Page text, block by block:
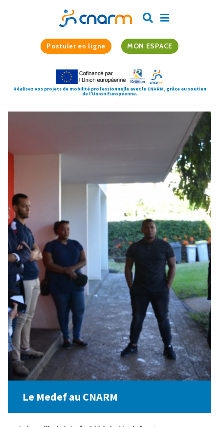
Postuler en ligne MON ESPACE
Réalisez vos projets de mobilité professionnelle avec le CNARM, grâce au soutien
de l'Union Européenne.
Le Medef au CNARM